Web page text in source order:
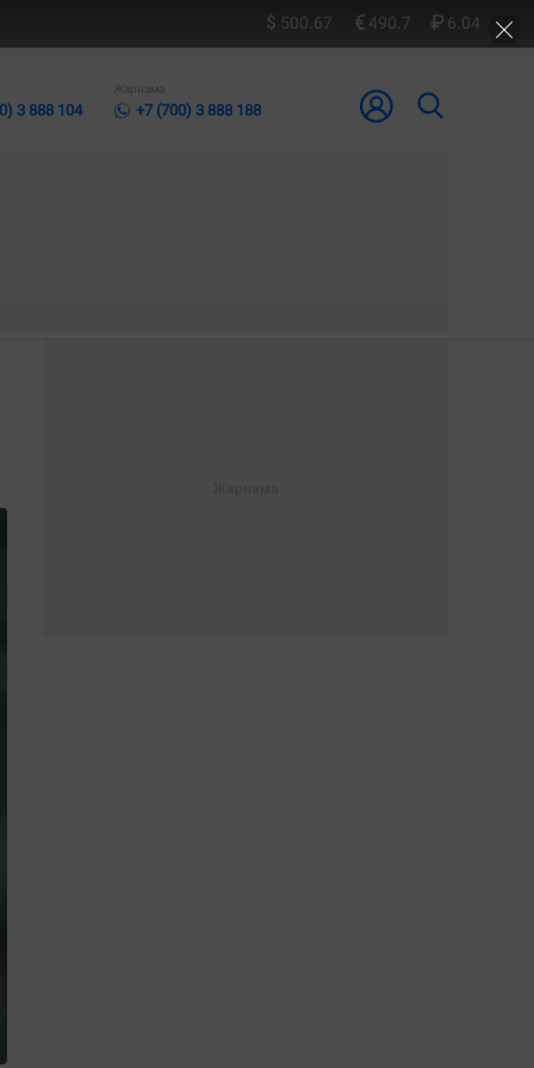
500.67 490.7 6.04
3 888 104
Жарнама
+7 (700) 3 888 188